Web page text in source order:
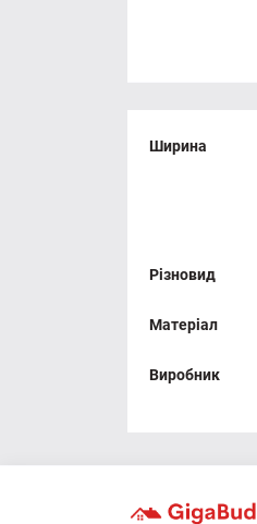
Ширина
Різновид
Матеріал
Виробник